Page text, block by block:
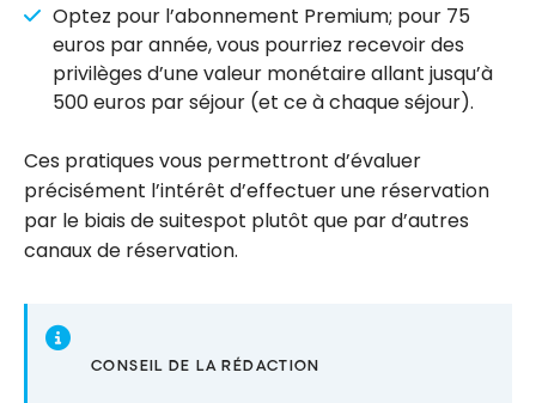
Optez pour l’abonnement Premium; pour 75
euros par année, vous pourriez recevoir des
privilèges d’une valeur monétaire allant jusqu’à
500 euros par séjour (et ce à chaque séjour).
Ces pratiques vous permettront d’évaluer
précisément l’intérêt d’effectuer une réservation
par le biais de suitespot plutôt que par d’autres
canaux de réservation.
CONSEIL DE LA RÉDACTION